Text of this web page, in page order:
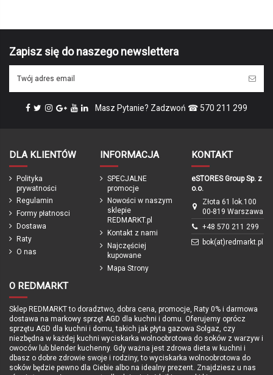
Długość nogi
Hamulce V-brake przód/V-brake tył
Regulacja siodełka
Przerzutka tylna 8-biegowa
Podpórka Tak
Waga 8,9 kg
Produkcja
Gwarancja
24 miesięce / z opcją darmowego
przedłużenia po rejestracji produktu
Marka
Koszyk na kierownicę PUKY L
9121
brązowy
Kask PUKY Helmet M retro
retrozielony
Lockstar retro zielony 9437
PUKY
69,00 zł
retrozielony
9466 czarny do LS-PRO
PUKY
169,00 zł
czarny
Zapisz się do naszego newslettera
Masz Pytanie? Zadzwoń ☎ 570 211 299
DLA KLIENTÓW
Polityka
prywatności
Regulamin
Formy płatnosci
Dostawa
Raty
O nas
INFORMACJA
SPECJALNE
promocje
Nowości w naszym
sklepie
REDMARKT.pl
Kontakt z nami
Najczęściej
kupowane
Mapa Strony
KONTAKT
eSTORES Group Sp. z
o.o.
Złota 61 lok.100
00-819 Warszawa
+48 570 211 299
bok(at)redmarkt.pl
O REDMARKT
Sklep REDMARKT to doradztwo, dobra cena, promocje, Raty 0% i darmowa
dostawa na markowy sprzęt AGD dla kuchni i domu. Oferujemy oprócz
sprzętu AGD dla kuchni i domu, takich jak płyta gazowa Solgaz, czy
niezbędna w każdej kuchni wyciskarka wolnoobrotowa do soków z warzyw i
owoców lub blender kuchenny. Gdy ważna jest zdrowa dieta w kuchni i
dbasz o dobre zdrowie swoje i rodziny, to wyciskarka wolnoobrotowa do
soków będzie pewno dla Ciebie albo na idealny prezent. Znajdziesz u nas